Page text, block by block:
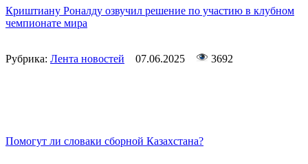
Криштиану Роналду озвучил решение по участию в клубном
чемпионате мира
Рубрика: Лента новостей 07.06.2025 3692
Помогут ли словаки сборной Казахстана?